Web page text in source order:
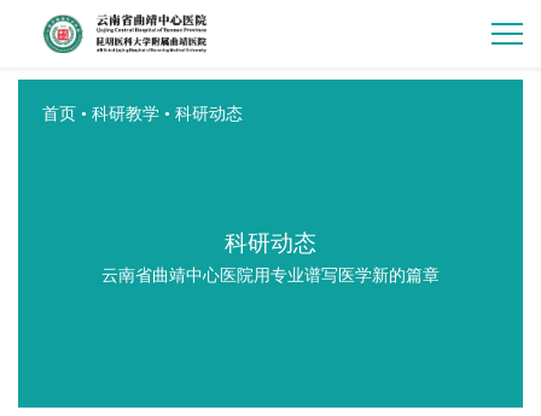
首页 • 科研教学 • 科研动态
科研动态
云南省曲靖中心医院用专业谱写医学新的篇章